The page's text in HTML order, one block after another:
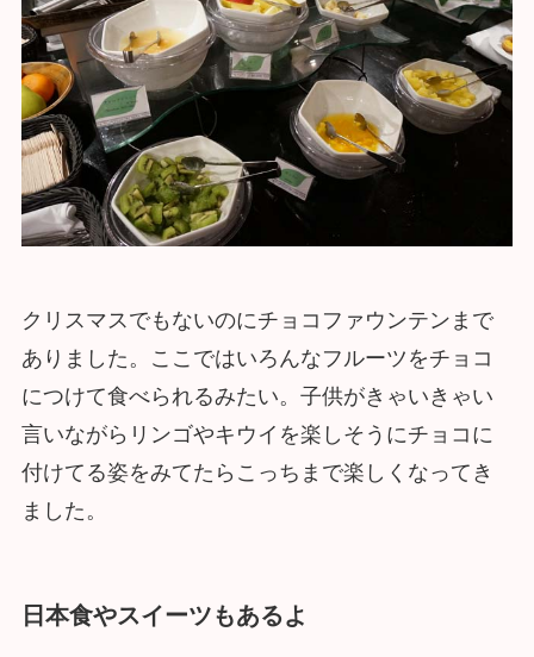
クリスマスでもないのにチョコファウンテンまで
ありました。ここではいろんなフルーツをチョコ
につけて食べられるみたい。子供がきゃいきゃい
言いながらリンゴやキウイを楽しそうにチョコに
付けてる姿をみてたらこっちまで楽しくなってき
ました。
日本食やスイーツもあるよ